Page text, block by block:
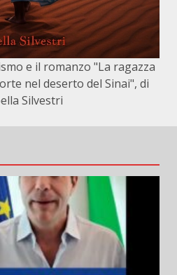
e il romanzo "La ragazza
nel deserto del Sinai", di
Silvestri